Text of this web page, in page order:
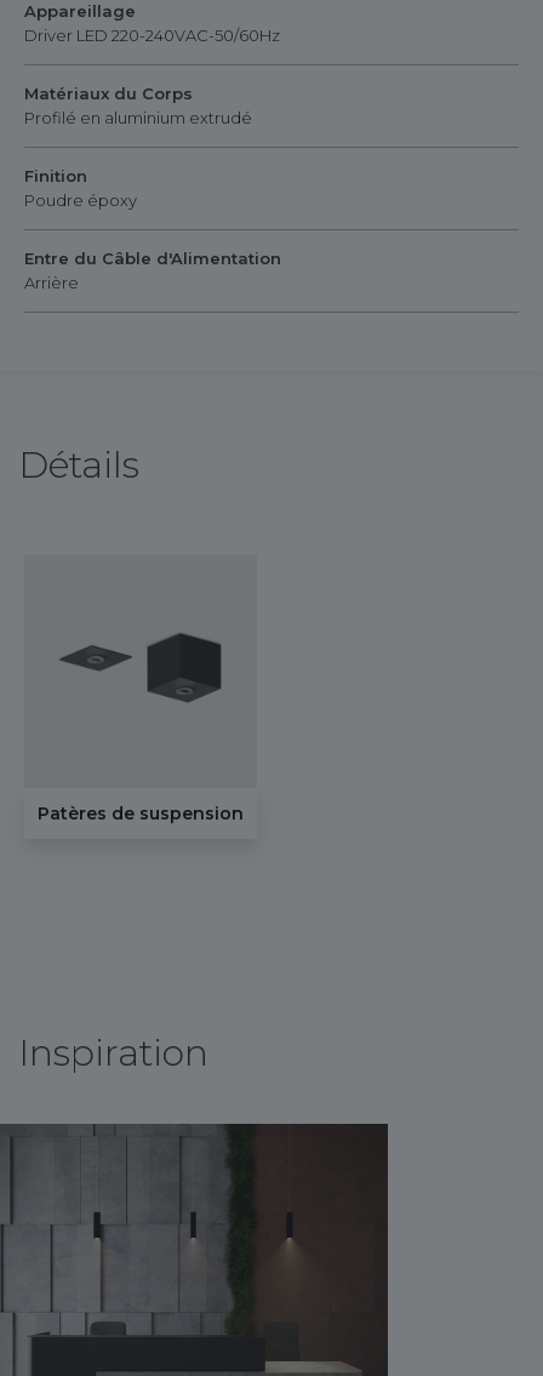
Appareillage
Driver LED 220-240VAC-50/60Hz
Matériaux du Corps
Profilé en aluminium extrudé
Finition
Poudre époxy
Entre du Câble d'Alimentation
Arrière
Détails
Patères de suspension
Inspiration